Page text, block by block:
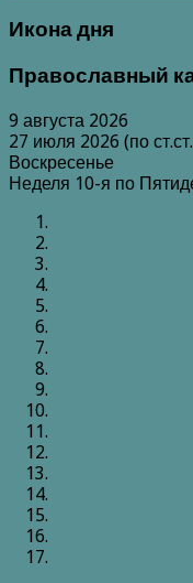
Икона дня
Православный
9 августа 2026
27 июля 2026 (по
Воскресенье
Неделя 10-я по